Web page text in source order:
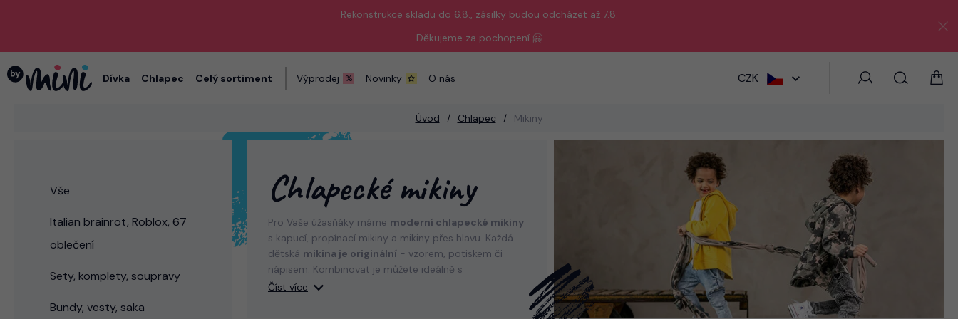
Rekonstrukce skladu do 6.8., zásilky budou odcházet až 7.8.
Děkujeme za pochopení 🤗
Dívka Chlapec Celý sortiment Výprodej Novinky O nás CZK
Úvod Chlapec Mikiny
Vše
Italian brainrot, Roblox, 67
oblečení
Sety, komplety, soupravy
Bundy, vesty, saka
Chlapecké mikiny
Pro Vaše úžasňáky máme moderní chlapecké mikiny
s kapucí, propínací mikiny a mikiny přes hlavu. Každá
dětská mikina je originální - vzorem, potiskem či
nápisem. Kombinovat je můžete ideálně s
baggykalhotami.
Číst více